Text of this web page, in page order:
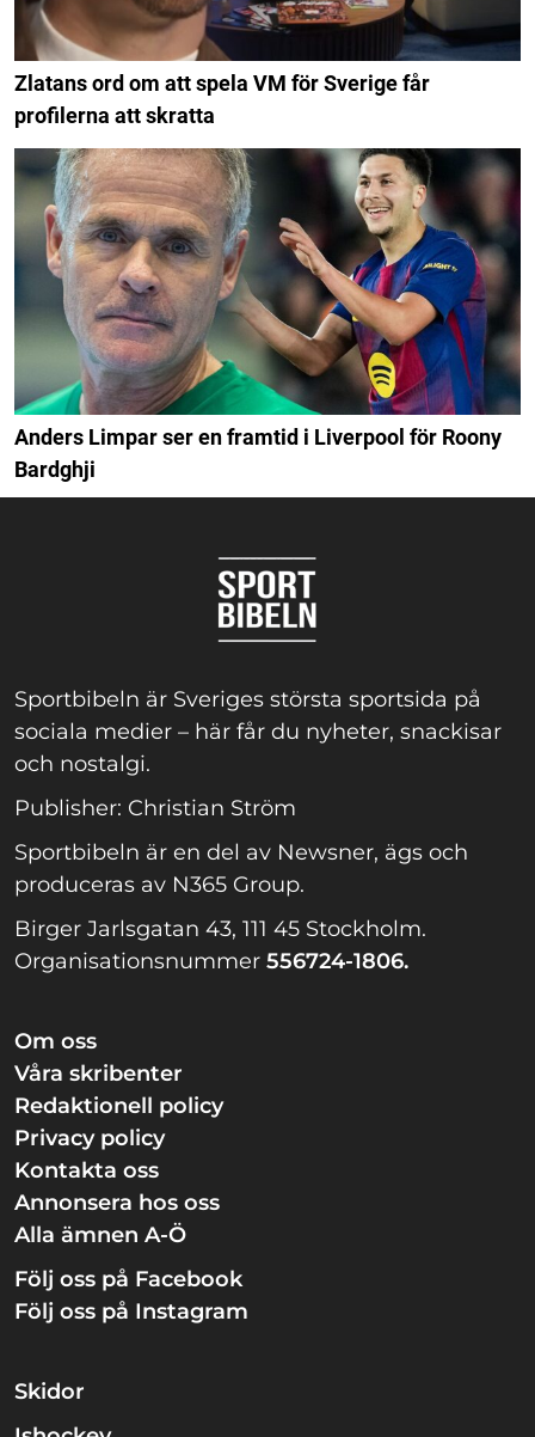
Zlatans ord om att spela VM för Sverige får
profilerna att skratta
Anders Limpar ser en framtid i Liverpool för Roony
Bardghji
Sportbibeln är Sveriges största sportsida på
sociala medier – här får du nyheter, snackisar
och nostalgi.
Publisher: Christian Ström
Sportbibeln är en del av Newsner, ägs och
produceras av N365 Group.
Birger Jarlsgatan 43, 111 45 Stockholm.
Organisationsnummer 556724-1806.
Om oss
Våra skribenter
Redaktionell policy
Privacy policy
Kontakta oss
Annonsera hos oss
Alla ämnen A-Ö
Följ oss på Facebook
Följ oss på Instagram
Skidor